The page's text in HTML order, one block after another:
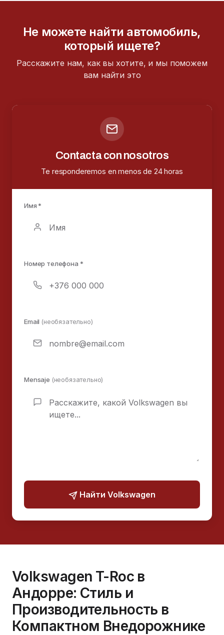
Не можете найти автомобиль,
который ищете?
Расскажите нам, как вы хотите, и мы поможем
вам найти это
Contacta con nosotros
Te responderemos en menos de 24 horas
Имя *
Номер телефона *
Email (необязательно)
Mensaje (необязательно)
Найти Volkswagen
Volkswagen T-Roc в
Андорре: Стиль и
Производительность в
Компактном Внедорожнике